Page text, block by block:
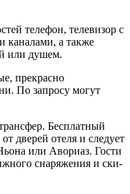
телефон, телевизор с
каналами, а также
или душем.
прекрасно
По запросу могут
Бесплатный
дверей отеля и следует
или Авориаз. Гости
снаряжения и ски-